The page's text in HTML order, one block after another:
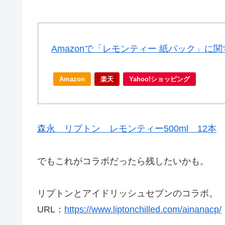
Amazonで「レモンティー 紙パック」に関
Amazon 楽天 Yahoo!ショッピング
森永 リプトン レモンティー500ml 12本
でもこれがコラボだったら残したいかも。
リプトンとアイドリッシュセブンのコラボ。
URL： https://www.liptonchilled.com/ainanacp/